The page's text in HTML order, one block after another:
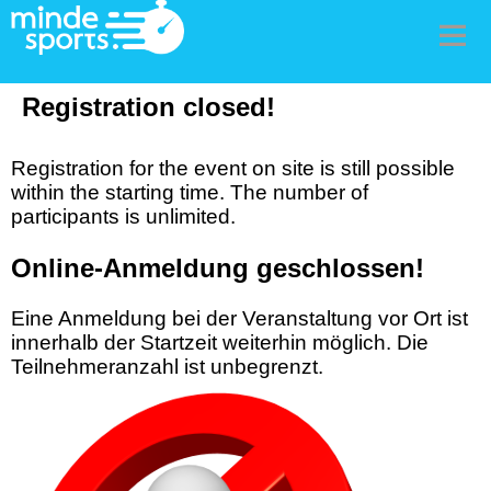
Registration closed!
Registration for the event on site is still possible
within the starting time. The number of
participants is unlimited.
Online-Anmeldung geschlossen!
Eine Anmeldung bei der Veranstaltung vor Ort ist
innerhalb der Startzeit weiterhin möglich. Die
Teilnehmeranzahl ist unbegrenzt.